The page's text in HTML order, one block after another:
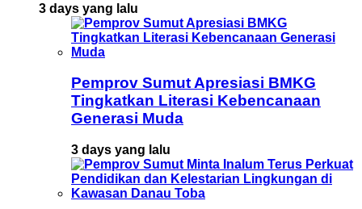
3 days yang lalu
Pemprov Sumut Apresiasi BMKG
Tingkatkan Literasi Kebencanaan
Generasi Muda
3 days yang lalu